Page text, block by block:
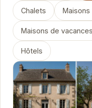
Chalets
Maisons de vacances
Hôtels